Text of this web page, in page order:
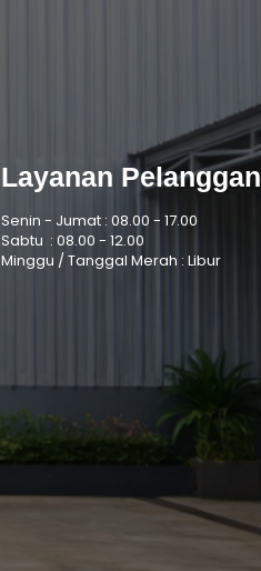
Layanan Pelanggan
Senin - Jumat : 08.00 - 17.00
Sabtu : 08.00 - 12.00
Minggu / Tanggal Merah : Libur